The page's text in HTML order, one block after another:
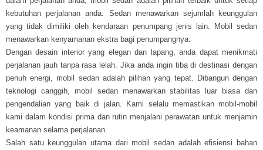
kebutuhan perjalanan anda. Sedan menawarkan sejumlah keunggulan
yang tidak dimiliki oleh kendaraan penumpang jenis lain. Mobil sedan
menawarkan kenyamanan ekstra bagi penumpangnya.
Dengan desain interior yang elegan dan lapang, anda dapat menikmati
perjalanan jauh tanpa rasa lelah. Jika anda ingin tiba di destinasi dengan
penuh energi, mobil sedan adalah pilihan yang tepat. Dibangun dengan
teknologi canggih, mobil sedan menawarkan stabilitas luar biasa dan
pengendalian yang baik di jalan. Kami selalu memastikan mobil-mobil
kami dalam kondisi prima dan rutin menjalani perawatan untuk menjamin
keamanan selama perjalanan.
Salah satu keunggulan utama dari mobil sedan adalah efisiensi bahan